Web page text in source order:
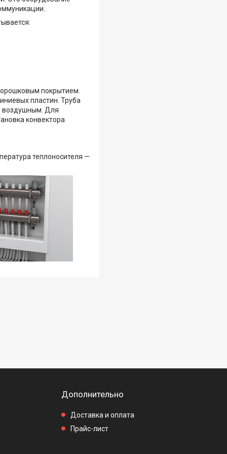
покрытием.
пластин. Труба
воздушным. Для
конвектора
теплоносителя —
Дополнительно
Доставка и оплата
Прайс-лист